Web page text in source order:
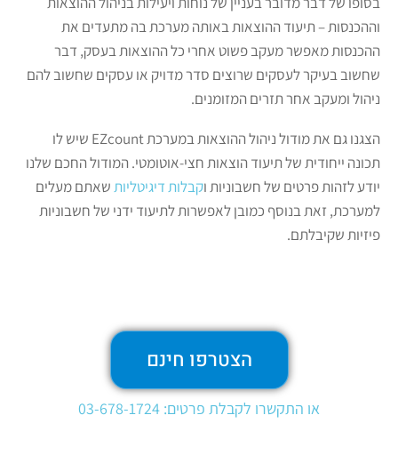
וההכנסות – תיעוד ההוצאות באותה מערכת בה מתעדים את
ההכנסות מאפשר מעקב פשוט אחרי כל ההוצאות בעסק, דבר
שחשוב בעיקר לעסקים שרוצים סדר מדויק או עסקים שחשוב להם
ניהול ומעקב אחר תזרים המזומנים.
הצגנו גם את מודול ניהול ההוצאות במערכת EZcount שיש לו
תכונה ייחודית של תיעוד הוצאות חצי-אוטומטי. המודול החכם שלנו
יודע לזהות פרטים של חשבוניות וקבלות דיגיטליותשאתם מעלים
למערכת, זאת בנוסף כמובן לאפשרות לתיעוד ידני של חשבוניות
פיזיות שקיבלתם.
הצטרפו חינם
או התקשרו לקבלת פרטים: 03-678-1724